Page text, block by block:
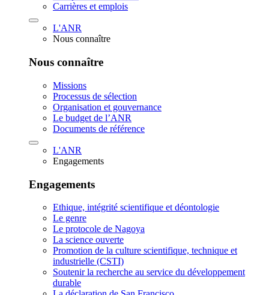
Carrières et emplois
L'ANR
Nous connaître
Nous connaître
Missions
Processus de sélection
Organisation et gouvernance
Le budget de l’ANR
Documents de référence
L'ANR
Engagements
Engagements
Ethique, intégrité scientifique et déontologie
Le genre
Le protocole de Nagoya
La science ouverte
Promotion de la culture scientifique, technique et
industrielle (CSTI)
Soutenir la recherche au service du développement
durable